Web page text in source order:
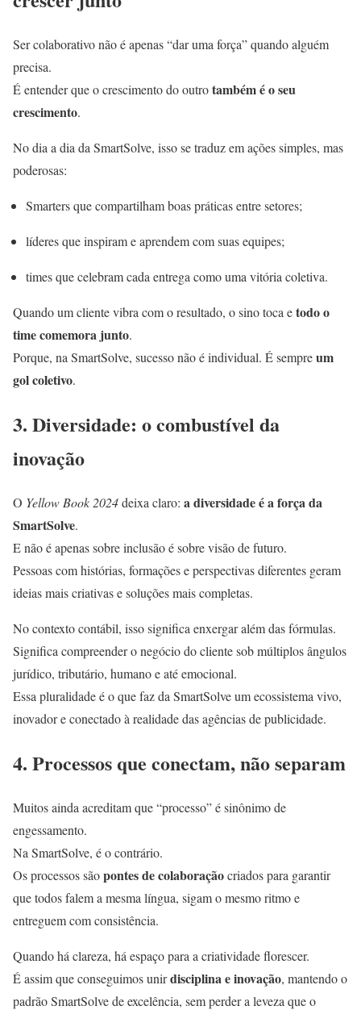
Ser colaborativo não é apenas “dar uma força” quando alguém
precisa.
É entender que o crescimento do outrotambém é o seu
crescimento.
No dia a dia da SmartSolve, isso se traduz em ações simples, mas
poderosas:
Smarters que compartilham boas práticas entre setores;
líderes que inspiram e aprendem com suas equipes;
times que celebram cada entrega como uma vitória coletiva.
Quando um cliente vibra com o resultado, o sino toca etodo o
time comemora junto.
Porque, na SmartSolve, sucesso não é individual. É sempreum
gol coletivo.
3. Diversidade: o combustível da
inovação
O Yellow Book 2024deixa claro: a diversidade é a força da
SmartSolve.
E não é apenas sobre inclusão é sobre visão de futuro.
Pessoas com histórias, formações e perspectivas diferentes geram
ideias mais criativas e soluções mais completas.
No contexto contábil, isso significa enxergar além das fórmulas.
Significa compreender o negócio do cliente sob múltiplos ângulos
jurídico, tributário, humano e até emocional.
Essa pluralidade é o que faz da SmartSolve um ecossistema vivo,
inovador e conectado à realidade das agências de publicidade.
4. Processos que conectam, não separam
Muitos ainda acreditam que “processo” é sinônimo de
engessamento.
Na SmartSolve, é o contrário.
Os processos sãopontes de colaboraçãocriados para garantir
que todos falem a mesma língua, sigam o mesmo ritmo e
entreguem com consistência.
Quando há clareza, há espaço para a criatividade florescer.
É assim que conseguimos unirdisciplina e inovação, mantendo o
padrão SmartSolve de excelência, sem perder a leveza que o